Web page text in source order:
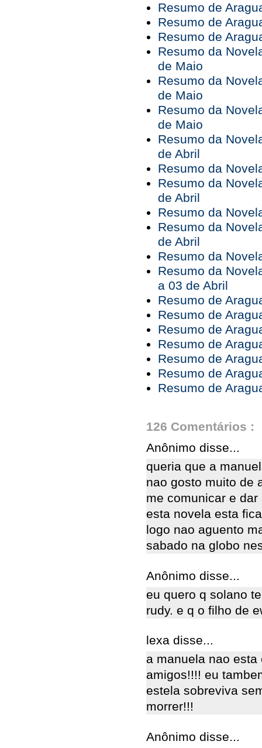
Resumo de
Resumo de
Resumo de
Resumo da
de Maio
Resumo da
de Maio
Resumo da
de Maio
Resumo da
de Abril
Resumo da
Resumo da
de Abril
Resumo da
Resumo da
de Abril
Resumo da
Resumo da
a 03 de Abril
Resumo de
Resumo de
Resumo de
Resumo de
Resumo de
Resumo de
Resumo de
126 Comentários :
Anônimo disse...
queria que a
nao gosto muito de
me comunicar e
esta novela esta
logo nao aguento
sabado na globo
Anônimo disse...
eu quero q solano
rudy. e q o filho de
lexa disse...
a manuela nao
amigos!!!! eu
estela sobreviva
morrer!!!
Anônimo disse...